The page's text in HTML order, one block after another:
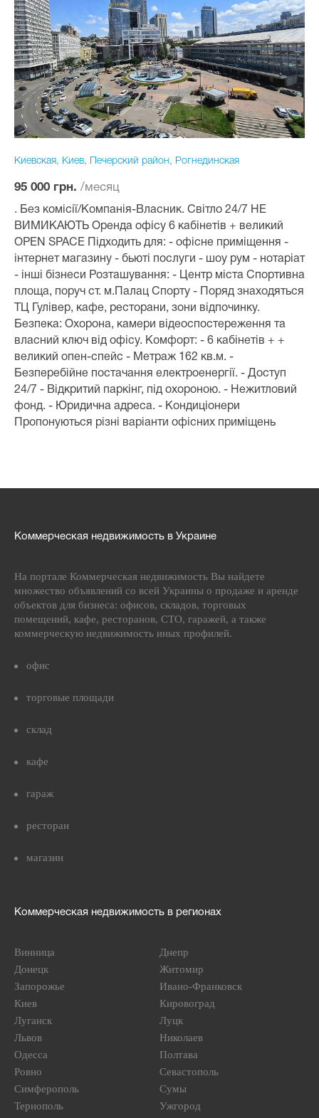
Киевская, Киев, Печерский район, Рогнединская
95 000 грн. /месяц
. Без комісії/Компанія-Власник. Світло 24/7 НЕ
ВИМИКАЮТЬ Оренда офісу 6 кабінетів + великий
OPEN SPACE Підходить для: - офісне приміщення -
інтернет магазину - бьюті послуги - шоу рум - нотаріат
- інші бізнеси Розташування: - Центр міста Спортивна
площа, поруч ст. м.Палац Спорту - Поряд знаходяться
ТЦ Гулівер, кафе, ресторани, зони відпочинку.
Безпека: Охорона, камери відеоспостереження та
власний ключ від офісу. Комфорт: - 6 кабінетів + +
великий опен-спейс - Метраж 162 кв.м. -
Безперебійне постачання електроенергії. - Доступ
24/7 - Відкритий паркінг, під охороною. - Нежитловий
фонд. - Юридична адреса. - Кондиціонери
Пропонуються різні варіанти офісних приміщень
Коммерческая недвижимость в Украине
На портале Коммерческая недвижимость Вы найдете
множество объявлений со всей Украины о продаже и аренде
объектов для бизнеса: офисов, складов, торговых
помещений, кафе, ресторанов, СТО, гаражей, а также
коммерческую недвижимость иных профилей.
офис
торговые площади
склад
кафе
гараж
ресторан
магазин
Коммерческая недвижимость в регионах
Винница
Днепр
Донецк
Житомир
Запорожье
Ивано-Франковск
Киев
Кировоград
Луганск
Луцк
Львов
Николаев
Одесса
Полтава
Ровно
Севастополь
Симферополь
Сумы
Тернополь
Ужгород